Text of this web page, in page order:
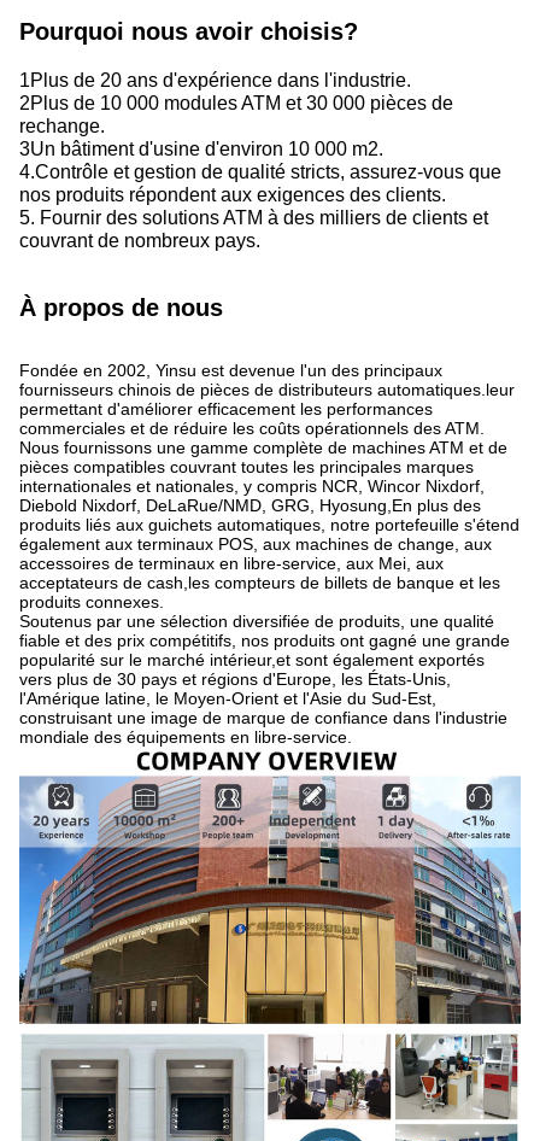
Pourquoi nous avoir choisis?
1Plus de 20 ans d'expérience dans l'industrie.
2Plus de 10 000 modules ATM et 30 000 pièces de
rechange.
3Un bâtiment d'usine d'environ 10 000 m2.
4.Contrôle et gestion de qualité stricts, assurez-vous que
nos produits répondent aux exigences des clients.
5. Fournir des solutions ATM à des milliers de clients et
couvrant de nombreux pays.
À propos de nous
Fondée en 2002, Yinsu est devenue l'un des principaux
fournisseurs chinois de pièces de distributeurs automatiques.leur
permettant d'améliorer efficacement les performances
commerciales et de réduire les coûts opérationnels des ATM.
Nous fournissons une gamme complète de machines ATM et de
pièces compatibles couvrant toutes les principales marques
internationales et nationales, y compris NCR, Wincor Nixdorf,
Diebold Nixdorf, DeLaRue/NMD, GRG, Hyosung,En plus des
produits liés aux guichets automatiques, notre portefeuille s'étend
également aux terminaux POS, aux machines de change, aux
accessoires de terminaux en libre-service, aux Mei, aux
acceptateurs de cash,les compteurs de billets de banque et les
produits connexes.
Soutenus par une sélection diversifiée de produits, une qualité
fiable et des prix compétitifs, nos produits ont gagné une grande
popularité sur le marché intérieur,et sont également exportés
vers plus de 30 pays et régions d'Europe, les États-Unis,
l'Amérique latine, le Moyen-Orient et l'Asie du Sud-Est,
construisant une image de marque de confiance dans l'industrie
mondiale des équipements en libre-service.